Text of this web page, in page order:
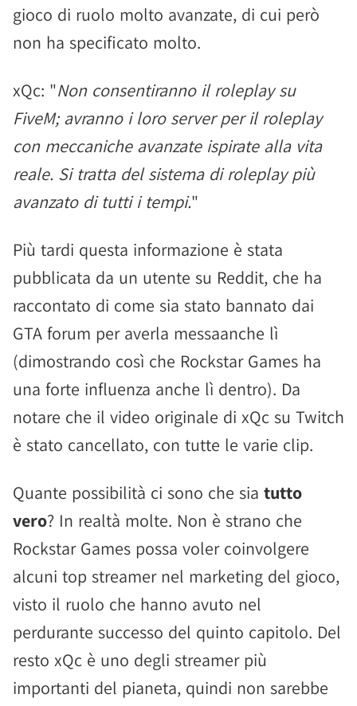
gioco di ruolo molto avanzate, di cui però
non ha specificato molto.
xQc: "Non consentiranno il roleplay su
FiveM; avranno i loro server per il roleplay
con meccaniche avanzate ispirate alla vita
reale. Si tratta del sistema di roleplay più
avanzato di tutti i tempi."
Più tardi questa informazione è stata
pubblicata da un utente su Reddit, che ha
raccontato di come sia stato bannato dai
GTA forum per averla messaanche lì
(dimostrando così che Rockstar Games ha
una forte influenza anche lì dentro). Da
notare che il video originale di xQc su Twitch
è stato cancellato, con tutte le varie clip.
Quante possibilità ci sono che sia tutto
vero? In realtà molte. Non è strano che
Rockstar Games possa voler coinvolgere
alcuni top streamer nel marketing del gioco,
visto il ruolo che hanno avuto nel
perdurante successo del quinto capitolo. Del
resto xQc è uno degli streamer più
importanti del pianeta, quindi non sarebbe